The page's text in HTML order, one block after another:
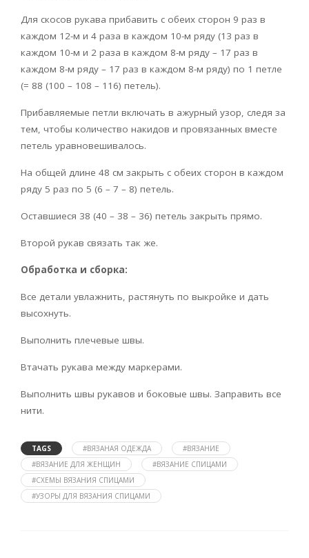
Для скосов рукава прибавить с обеих сторон 9 раз в
каждом 12-м и 4 раза в каждом 10-м ряду (13 раз в
каждом 10-м и 2 раза в каждом 8-м ряду – 17 раз в
каждом 8-м ряду – 17 раз в каждом 8-м ряду) по 1 петле
(= 88 (100 – 108 – 116) петель).
Прибавляемые петли включать в ажурный узор, следя за
тем, чтобы количество накидов и провязанных вместе
петель уравновешивалось.
На общей длине 48 см закрыть с обеих сторон в каждом
ряду 5 раз по 5 (6 – 7 – 8) петель.
Оставшиеся 38 (40 – 38 – 36) петель закрыть прямо.
Второй рукав связать так же.
Обработка и сборка:
Все детали увлажнить, растянуть по выкройке и дать
высохнуть.
Выполнить плечевые швы.
Втачать рукава между маркерами.
Выполнить швы рукавов и боковые швы. Заправить все
нити.
TAGS #ВЯЗАНАЯ ОДЕЖДА
#ВЯЗАНИЕ
#ВЯЗАНИЕ ДЛЯ ЖЕНЩИН
#ВЯЗАНИЕ СПИЦАМИ
#СХЕМЫ ВЯЗАНИЯ СПИЦАМИ
#УЗОРЫ ДЛЯ ВЯЗАНИЯ СПИЦАМИ